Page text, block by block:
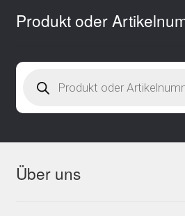
Produkt oder
search
Über uns